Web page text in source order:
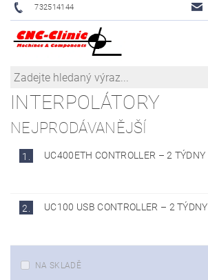
732514144
INTERPOLÁTORY
NEJPRODÁVANĚJŠÍ
1. UC400ETH CONTROLLER –2 TÝDNY
2. UC100 USB CONTROLLER – 2 TÝDNY
NA SKLADĚ